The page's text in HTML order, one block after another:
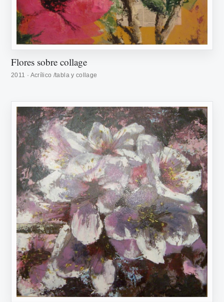
Flores sobre collage
2011 · Acrílico /tabla y collage